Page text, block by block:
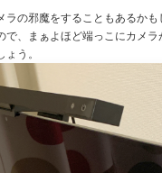
ラの邪魔をすることもあるか
で、まぁよほど端っこにカメラ
う。